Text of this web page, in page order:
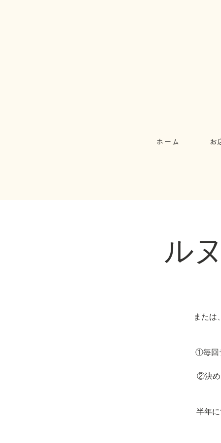
ホーム お
ル
または
①毎回
②決め
半年